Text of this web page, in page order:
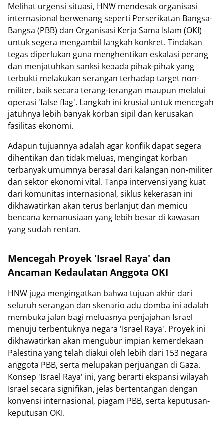
Melihat urgensi situasi, HNW mendesak organisasi
internasional berwenang seperti Perserikatan Bangsa-
Bangsa (PBB) dan Organisasi Kerja Sama Islam (OKI)
untuk segera mengambil langkah konkret. Tindakan
tegas diperlukan guna menghentikan eskalasi perang
dan menjatuhkan sanksi kepada pihak-pihak yang
terbukti melakukan serangan terhadap target non-
militer, baik secara terang-terangan maupun melalui
operasi 'false flag'. Langkah ini krusial untuk mencegah
jatuhnya lebih banyak korban sipil dan kerusakan
fasilitas ekonomi.
Adapun tujuannya adalah agar konflik dapat segera
dihentikan dan tidak meluas, mengingat korban
terbanyak umumnya berasal dari kalangan non-militer
dan sektor ekonomi vital. Tanpa intervensi yang kuat
dari komunitas internasional, siklus kekerasan ini
dikhawatirkan akan terus berlanjut dan memicu
bencana kemanusiaan yang lebih besar di kawasan
yang sudah rentan.
Mencegah Proyek 'Israel Raya' dan
Ancaman Kedaulatan Anggota OKI
HNW juga mengingatkan bahwa tujuan akhir dari
seluruh serangan dan skenario adu domba ini adalah
membuka jalan bagi meluasnya penjajahan Israel
menuju terbentuknya negara 'Israel Raya'. Proyek ini
dikhawatirkan akan mengubur impian kemerdekaan
Palestina yang telah diakui oleh lebih dari 153 negara
anggota PBB, serta melupakan perjuangan di Gaza.
Konsep 'Israel Raya' ini, yang berarti ekspansi wilayah
Israel secara signifikan, jelas bertentangan dengan
konvensi internasional, piagam PBB, serta keputusan-
keputusan OKI.